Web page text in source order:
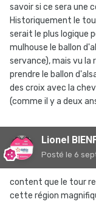
savoir si ce sera une
Historiquement le
serait le plus logique
mulhouse le ballon
servance), mais vu la
prendre le ballon
des croix avec la
(comme il y a deux
Lionel
Posté le 6
content que le tour
cette région